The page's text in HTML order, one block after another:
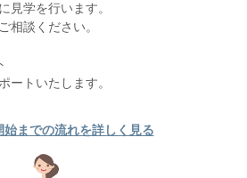
見学を行います。
相談ください。
ートいたします。
始までの流れを詳しく見る